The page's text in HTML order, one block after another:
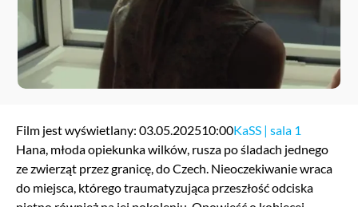
Film jest wyświetlany: 03.05.202510:00KaSS | sala 1
Hana, młoda opiekunka wilków, rusza po śladach jednego
ze zwierząt przez granicę, do Czech. Nieoczekiwanie wraca
do miejsca, którego traumatyzująca przeszłość odciska